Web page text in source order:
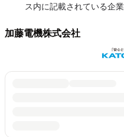
ス内に記載されている企
加藤電機株式会社